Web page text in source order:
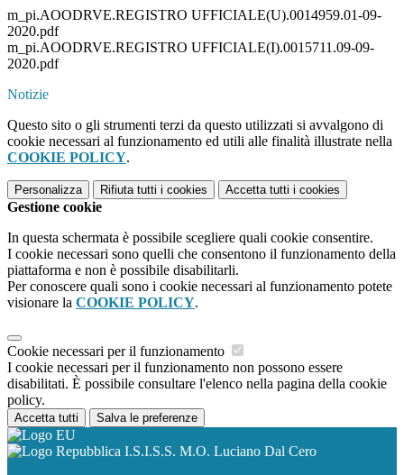
m_pi.AOODRVE.REGISTRO UFFICIALE(U).0014959.01-09-
2020.pdf
m_pi.AOODRVE.REGISTRO UFFICIALE(I).0015711.09-09-
2020.pdf
Notizie
Questo sito o gli strumenti terzi da questo utilizzati si avvalgono di
cookie necessari al funzionamento ed utili alle finalità illustrate nella
COOKIE POLICY.
Personalizza Rifiuta tutti i cookies Accetta tutti i cookies
Gestione cookie
In questa schermata è possibile scegliere quali cookie consentire.
I cookie necessari sono quelli che consentono il funzionamento della
piattaforma e non è possibile disabilitarli.
Per conoscere quali sono i cookie necessari al funzionamento potete
visionare la COOKIE POLICY.
Cookie necessari per il funzionamento
I cookie necessari per il funzionamento non possono essere
disabilitati. È possibile consultare l'elenco nella pagina della cookie
policy.
Accetta tutti Salva le preferenze
I.S.I.S.S. M.O. Luciano Dal Cero